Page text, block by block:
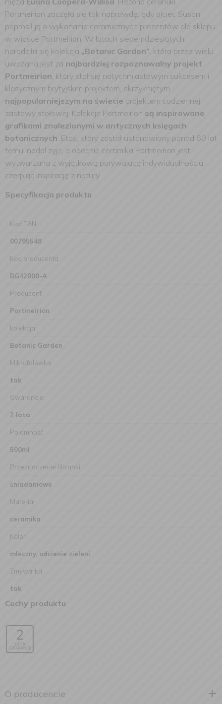
Portmeirion zaczęła się tak naprawdę, gdy ojciec Susan
poprosił ją o wykonanie ceramicznych prezentów dla sklepu
w wiosce Portmeirion. W latach siedemdziesiątych
narodziła się kolekcja „Botanic Garden”, która przez wielu
uważana jest za najbardziej rozpoznawalny projekt
Portmeirion, który stał się natychmiastowym sukcesem i
klasycznym brytyjskim projektem, okrzykniętym
najpopularniejszym na świecie projektem codziennej
zastawy stołowej. Kolekcje Portmeirion są inspirowane
grafikami znalezionymi w antycznych księgach
botanicznych. Etos, który został ustanowiony ponad 60 lat
temu, nadal żyje, a obecnie ceramika Portmeirion jest
wytwarzana z wyjątkową porywającą indywidualnością,
czerpiąc inspirację z natury.
Specyfikacja produktu
Kod EAN
00795548
Kod producenta
BG42000-A
Producent
Portmeirion
kolekcja
Botanic Garden
Mikrofalówka
tak
Gwarancja
2 lata
Pojemność
500ml
Przeznaczenie filiżanki
śniadaniowe
Materiał
ceramika
Kolor
mleczny, odcienie zieleni
Zmywarka
tak
Cechy produktu
O producencie